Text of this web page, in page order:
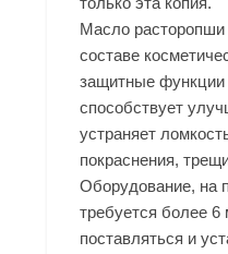
Масло расторопши
составе
защитные функции
способствует
устраняет
покраснения,
Оборудование, на
требуется более
поставляться и